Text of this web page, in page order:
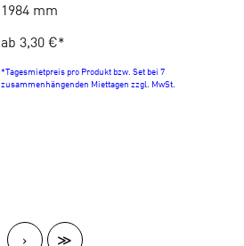
1984 mm
ab 3,30 €*
*Tagesmietpreis pro Produkt bzw. Set bei 7
zusammenhängenden Miettagen zzgl. MwSt.
> ≫